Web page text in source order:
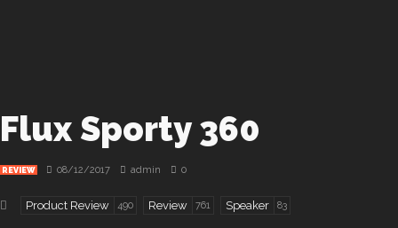
Flux Sporty 360
REVIEW 08/12/2017 admin 0
Product Review 490 Review 761 Speaker 83